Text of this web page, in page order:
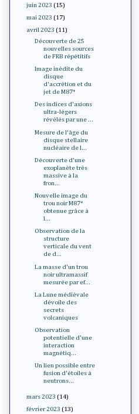
juin 2023 (15)
mai 2023 (17)
avril 2023 (11)
Découverte de 25
nouvelles sources
de FRB répétitifs
Image inédite du
disque
d'accrétion et du
jet de M87*
Des indices d'axions
ultra-légers
révélés par une ...
Mesure de l'âge du
disque stellaire
nucléaire de l...
Découverte d'une
exoplanète très
massive à la
fron...
Nouvelle image du
trou noir M87*
obtenue grâce à
l...
Observation de la
structure
verticale du vent
de d...
La masse d'un trou
noir ultramassif
mesurée par ef...
La Lune médiévale
dévoile des
secrets
volcaniques
Observation
potentielle d'une
interaction
magnétiq...
Un lien possible entre
fusion d'étoiles à
neutrons...
mars 2023 (14)
février 2023 (13)